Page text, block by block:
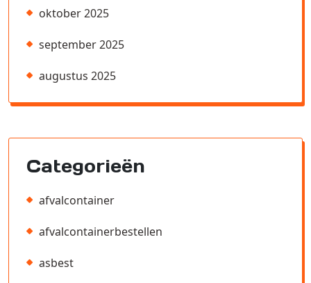
oktober 2025
september 2025
augustus 2025
Categorieën
afvalcontainer
afvalcontainerbestellen
asbest